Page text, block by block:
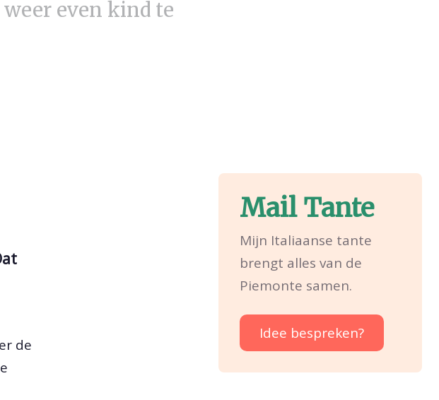
even kind te
de
Mail Tante
Mijn Italiaanse tante
brengt alles van de
Piemonte samen.
Idee bespreken?